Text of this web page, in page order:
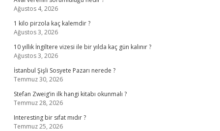
Ağustos 4, 2026
1 kilo pirzola kaç kalemdir ?
Ağustos 3, 2026
10 yıllık İngiltere vizesi ile bir yılda kaç gün kalınır ?
Ağustos 3, 2026
İstanbul Şişli Sosyete Pazarı nerede ?
Temmuz 30, 2026
Stefan Zweig’in ilk hangi kitabı okunmalı ?
Temmuz 28, 2026
Interesting bir sıfat mıdır ?
Temmuz 25, 2026